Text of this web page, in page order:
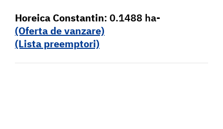
Horeica Constantin: 0.1488 ha-
(Oferta de vanzare)
(Lista preemptori)